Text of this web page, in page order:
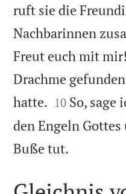
ruft sie die
Nachbarinnen
Freut euch mit
Drachme
hatte. 

10 So, sage
den Engeln
Buße tut.